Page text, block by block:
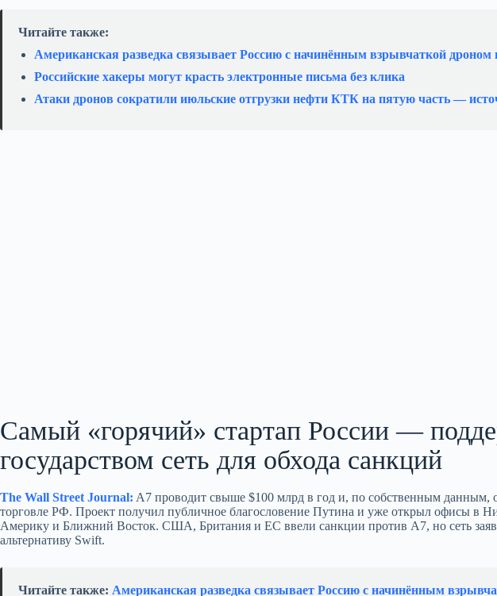
Читайте также:
Американская разведка связывает Россию с начинённым взрывчаткой дроном
Российские хакеры могут красть электронные письма без клика
Атаки дронов сократили июльские отгрузки нефти КТК на пятую часть —
Самый «горячий» стартап России —
государством сеть для обхода санкций
The Wall Street Journal: A7 проводит свыше $100 млрд в год и, по собственным данным,
торговле РФ. Проект получил публичное благословение Путина и уже открыл офисы в
Америку и Ближний Восток. США, Британия и ЕС ввели санкции против A7, но сеть
альтернативу Swift.
Читайте также: Американская разведка связывает Россию с начинённым